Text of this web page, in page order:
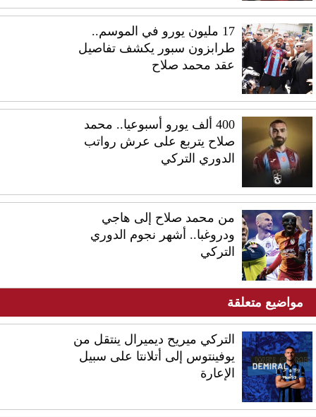
17 مليون يورو في الموسم..
طرابزون سبور يكشف تفاصيل
عقد محمد صلاح
400 ألف يورو أسبوعيا.. محمد
صلاح يتربع على عرش رواتب
الدوري التركي
من محمد صلاح إلى هاجي
ودروغبا.. أشهر نجوم الدوري
التركي
مواضيع متعلقة
التركي ميريح ديميرال ينتقل من
يوفينتوس إلى أتلانتا على سبيل
الإعارة